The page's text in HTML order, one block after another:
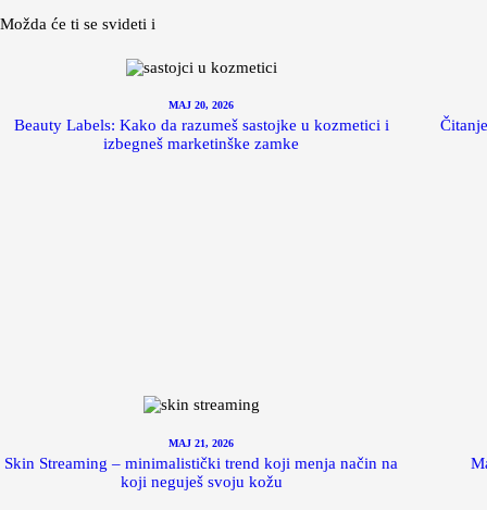
Možda će ti se svideti i
MAJ 20, 2026
Beauty Labels: Kako da razumeš sastojke u kozmetici i
izbegneš marketinške zamke
MAJ 21, 2026
Skin Streaming – minimalistički trend koji menja način na
koji neguješ svoju kožu